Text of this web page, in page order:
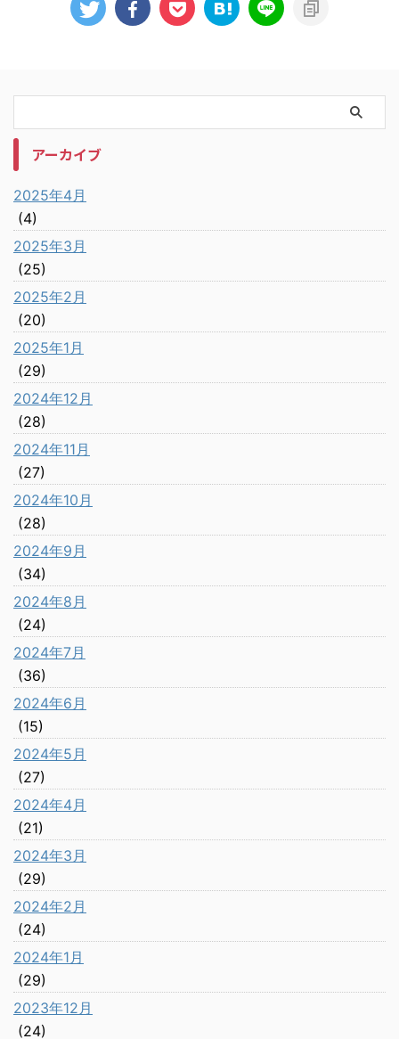
アーカイブ
2025年4月
(4)
2025年3月
(25)
2025年2月
(20)
2025年1月
(29)
2024年12月
(28)
2024年11月
(27)
2024年10月
(28)
2024年9月
(34)
2024年8月
(24)
2024年7月
(36)
2024年6月
(15)
2024年5月
(27)
2024年4月
(21)
2024年3月
(29)
2024年2月
(24)
2024年1月
(29)
2023年12月
(24)